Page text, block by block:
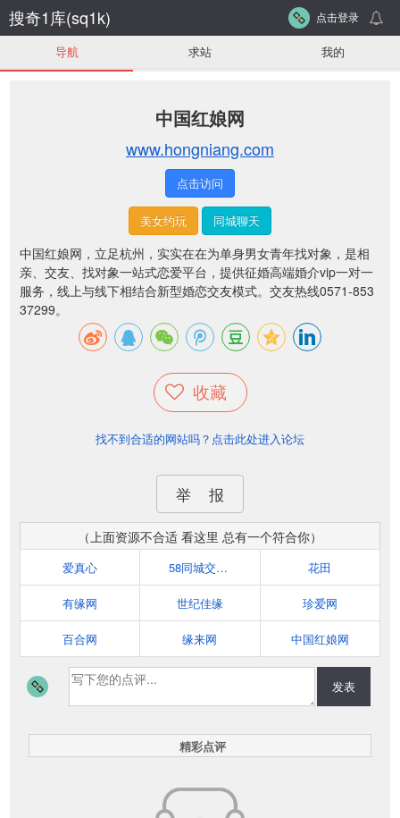
搜奇1库(sq1k) 点击登录
导航 求站 我的
中国红娘网
www.hongniang.com
点击访问
美女约玩 同城聊天
中国红娘网，立足杭州，实实在在为单身男女青年找对象，是相
亲、交友、找对象一站式恋爱平台，提供征婚高端婚介vip一对一
服务，线上与线下相结合新型婚恋交友模式。交友热线0571-853
37299。
收藏
找不到合适的网站吗？点击此处进入论坛
举 报
（上面资源不合适 看这里 总有一个符合你）
爱真心 58同城交友网 花田
有缘网 世纪佳缘 珍爱网
百合网 缘来网 中国红娘网
发表
精彩点评